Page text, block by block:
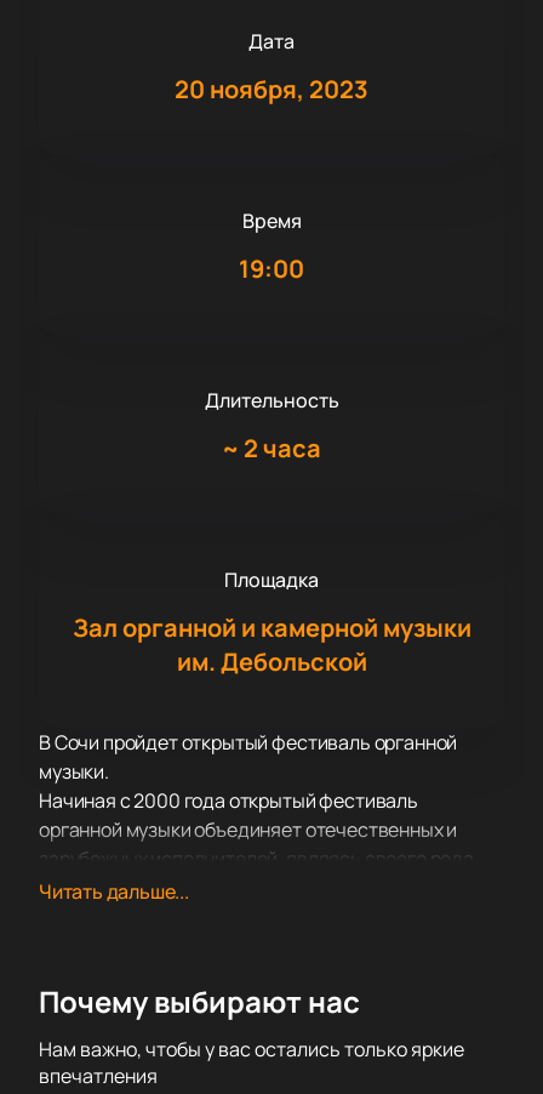
Дата
20 ноября, 2023
Время
19:00
Длительность
~ 2 часа
Площадка
Зал органной и камерной музыки
им. Дебольской
В Сочи пройдет открытый фестиваль органной
музыки.
Начиная с 2000 года открытый фестиваль
органной музыки объединяет отечественных и
зарубежных исполнителей, являясь своего рода
невидимым мостом дружбы. Ежегодно насыщенная
В этом году честь открытия фестиваля выпала
Александру Фисейскому. Заслуженный артист
Читать дальше...
Почему выбирают нас
Нам важно, чтобы у вас остались только яркие
впечатления